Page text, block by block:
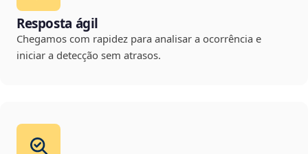
Resposta ágil
Chegamos com rapidez para analisar a ocorrência e
iniciar a detecção sem atrasos.